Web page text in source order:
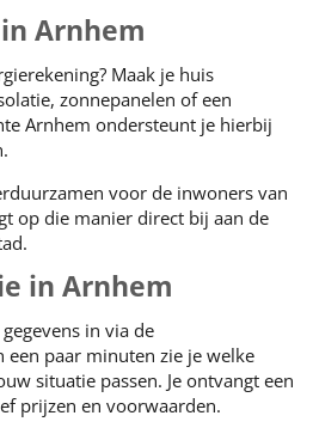
Arnhem
Maak je huis
zonnepanelen of een
Arnhem ondersteunt je hierbij
voor de inwoners van
op die manier direct bij aan de
in Arnhem
in via de
een paar minuten zie je welke
situatie passen. Je ontvangt een
prijzen en voorwaarden.